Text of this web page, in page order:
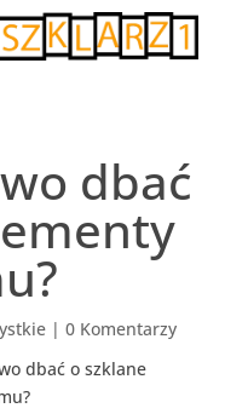
dbać
| 0 Komentarzy
dbać o szklane